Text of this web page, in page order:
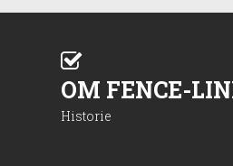
OM FENCE-
Historie